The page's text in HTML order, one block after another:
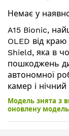
галереї
зображень
Немає у
A15 Bionic,
OLED від
Shield, яка в
пошкоджень
автономної
камер і
Модель знята з
оновлену